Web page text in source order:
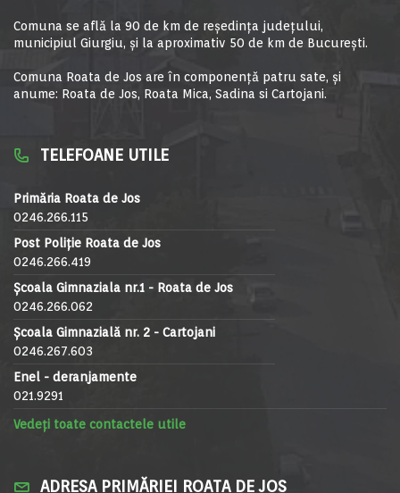
Comuna se află la 90 de km de reşedinţa judeţului,
municipiul Giurgiu, şi la aproximativ 50 de km de Bucureşti.
Comuna Roata de Jos are în componență patru sate, și
anume: Roata de Jos, Roata Mica, Sadina si Cartojani.
TELEFOANE UTILE
Primăria Roata de Jos
0246.266.115
Post Poliție Roata de Jos
0246.266.419
Școala Gimnaziala nr.1 - Roata de Jos
0246.266.062
Școala Gimnazială nr. 2 - Cartojani
0246.267.603
Enel - deranjamente
021.9291
Vedeți toate contactele utile
ADRESA PRIMĂRIEI ROATA DE JOS